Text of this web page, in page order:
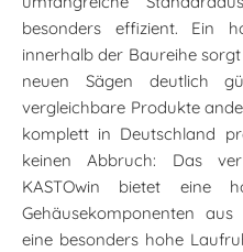
besonders effizient. Ein
innerhalb der Baureihe
neuen Sägen deutlich
vergleichbare Produkte
komplett in Deutschland
keinen Abbruch: Das
KASTOwin bietet eine
Gehäusekomponenten
eine besonders hohe